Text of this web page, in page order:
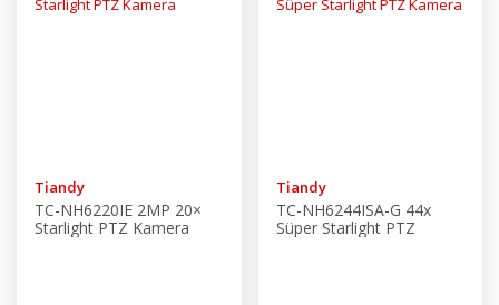
Tiandy
TC-NH6220IE 2MP 20×
Starlight PTZ Kamera
Tiandy
TC-NH6244ISA-G 44x
Süper Starlight PTZ